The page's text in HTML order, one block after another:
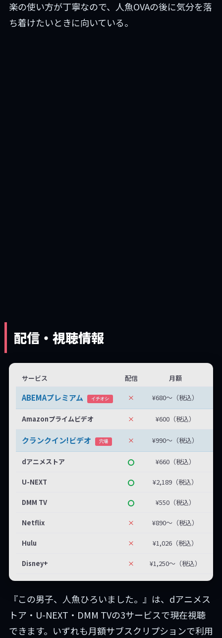
楽の使い方が丁寧なので、人魚OVAの後に気分を落
ち着けたいときに向いている。
配信・視聴情報
サービス 配信 月額
ABEMAプレミアム イチオシ × ¥680〜（税込）
Amazonプライムビデオ × ¥600（税込）
クランクイン!ビデオ 穴場 × ¥990〜（税込）
dアニメストア ¥660（税込）
U-NEXT ¥2,189（税込）
DMM TV ¥550（税込）
Netflix × ¥890〜（税込）
Hulu × ¥1,026（税込）
Disney+ × ¥1,250〜（税込）
『この男子、人魚ひろいました。』は、dアニメス
トア・U-NEXT・DMM TVの3サービスで現在視聴
できます。いずれも月額サブスクリプションで利用